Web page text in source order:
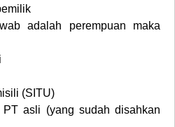
adalah perempuan maka
(SITU)
asli (yang sudah disahkan